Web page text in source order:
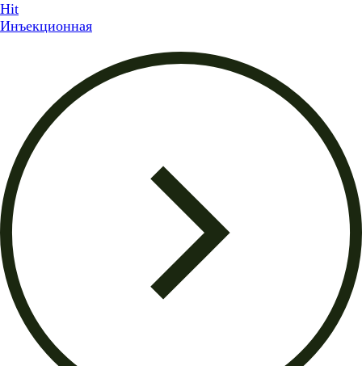
Hit
Инъекционная